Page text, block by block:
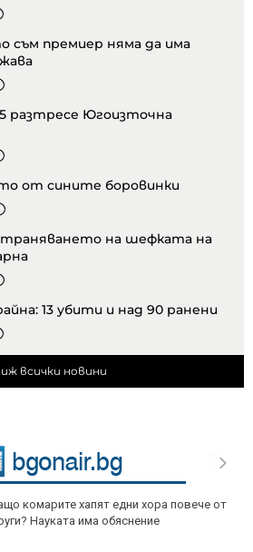
съм премиер няма да има
разтресе Югоизточна
от сините боровинки
на шефката на
13 убити и над 90 ранени
всички новини
комарите хапят едни хора повече от
Науката има обяснение